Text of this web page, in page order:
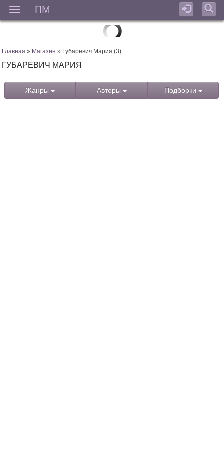
ПМ
Главная » Магазин » Губаревич Мария (3)
ГУБАРЕВИЧ МАРИЯ
Жанры Авторы Подборки